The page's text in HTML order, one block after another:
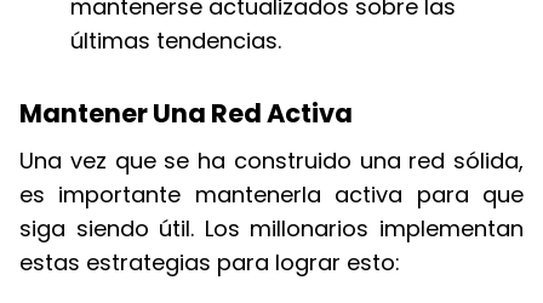
mantenerse actualizados sobre las
últimas tendencias.
Mantener Una Red Activa
Una vez que se ha construido una red sólida,
es importante mantenerla activa para que
siga siendo útil. Los millonarios implementan
estas estrategias para lograr esto: